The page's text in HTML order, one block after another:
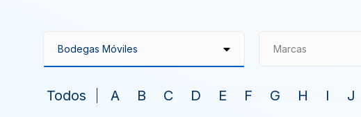
Marcas
Todos A B C D E F G H I J